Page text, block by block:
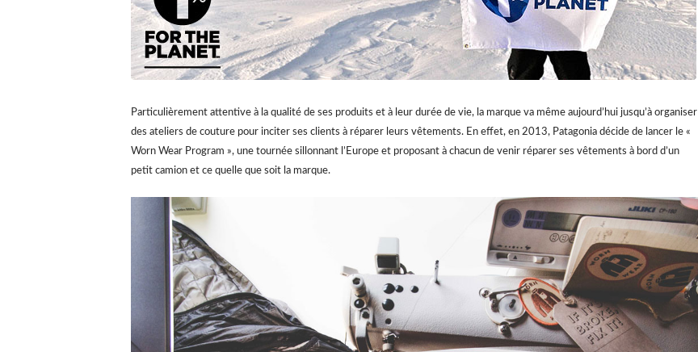
Particulièrement attentive à la qualité de ses produits et à leur durée de vie, la marque va même aujourd’hui jusqu’à organiser
des ateliers de couture pour inciter ses clients à réparer leurs vêtements. En effet, en 2013, Patagonia décide de lancer le «
Worn Wear Program », une tournée sillonnant l’Europe et proposant à chacun de venir réparer ses vêtements à bord d’un
petit camion et ce quelle que soit la marque.